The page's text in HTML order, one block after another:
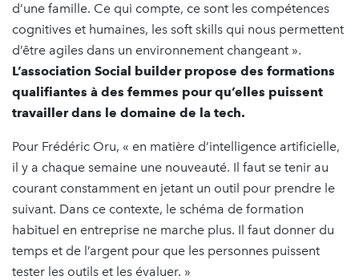
d’une famille. Ce qui compte, ce sont les compétences
cognitives et humaines, les soft skills qui nous permettent
d’être agiles dans un environnement changeant ».
L’association Social builder propose des formations
qualifiantes à des femmes pour qu’elles puissent
travailler dans le domaine de la tech.
Pour Frédéric Oru, « en matière d’intelligence artificielle,
il y a chaque semaine une nouveauté. Il faut se tenir au
courant constamment en jetant un outil pour prendre le
suivant. Dans ce contexte, le schéma de formation
habituel en entreprise ne marche plus. Il faut donner du
temps et de l’argent pour que les personnes puissent
tester les outils et les évaluer. »